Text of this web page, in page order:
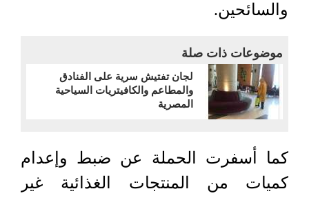
والسائحين.
موضوعات ذات صلة
لجان تفتيش سرية على الفنادق
والمطاعم والكافيتريات السياحية
المصرية
كما أسفرت الحملة عن ضبط وإعدام
كميات من المنتجات الغذائية غير